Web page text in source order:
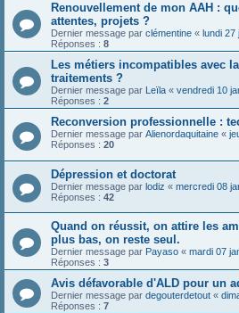
Renouvellement de mon AAH :
attentes, projets ?
Dernier message par clémentine « lundi 27
Réponses : 8
Les métiers incompatibles avec
traitements ?
Dernier message par Leïla « vendredi 10
Réponses : 2
Reconversion professionnelle :
Dernier message par Alienordaquitaine «
Réponses : 20
Dépression et doctorat
Dernier message par lodiz « mercredi 08
Réponses : 42
Quand on réussit, on attire les
plus bas, on reste seul.
Dernier message par Payaso « mardi 07
Réponses : 3
Avis défavorable d'ALD pour un
Dernier message par degouterdetout «
Réponses : 7